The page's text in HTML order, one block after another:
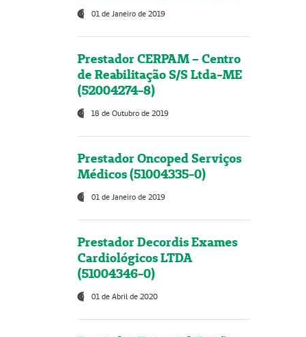
01 de Janeiro de 2019
Prestador CERPAM – Centro
de Reabilitação S/S Ltda-ME
(52004274-8)
18 de Outubro de 2019
Prestador Oncoped Serviços
Médicos (51004335-0)
01 de Janeiro de 2019
Prestador Decordis Exames
Cardiológicos LTDA
(51004346-0)
01 de Abril de 2020